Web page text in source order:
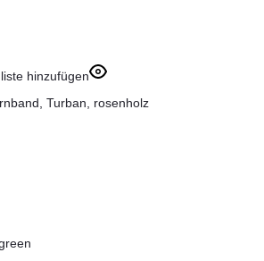
hinzufügen
Turban, rosenholz